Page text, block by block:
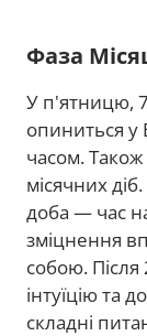
Фаза
У п'ятницю,
опиниться у
часом.
місячних
доба — час
зміцнення
собою. Після
інтуїцію та
складні